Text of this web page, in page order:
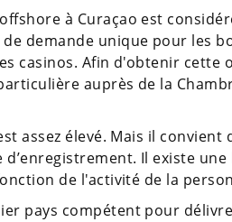
à Curaçao est
demande unique pour les
casinos. Afin d'obtenir cette
auprès de la
assez élevé. Mais il convient
Il existe
de l'activité de la
pays compétent pour